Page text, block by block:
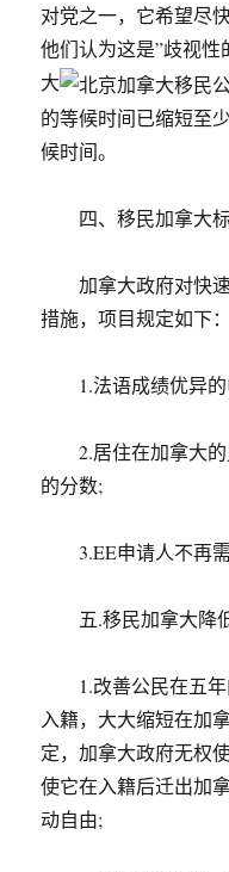
对党之一，它希望尽
他们认为这是”歧视性
大
的等候时间已缩短至
候时间。
四、移民加拿大
加拿大政府对快速
措施，项目规定如下：
1.法语成绩优异的
2.居住在加拿大的
的分数;
3.EE申请人不再需
五.移民加拿大降
1.改善公民在五年
入籍，大大缩短在加
定，加拿大政府无权
使它在入籍后迁出加
动自由;